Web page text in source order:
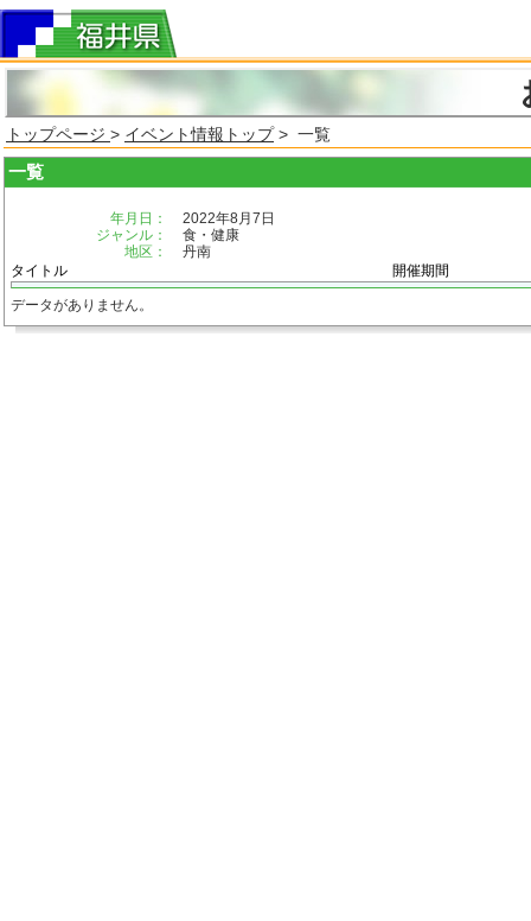
トップページ > イベント情報トップ> 一覧
一覧
年月日：
2022年8月7日
ジャンル：
食・健康
地区：
丹南
タイトル
開催期間
データがありません。